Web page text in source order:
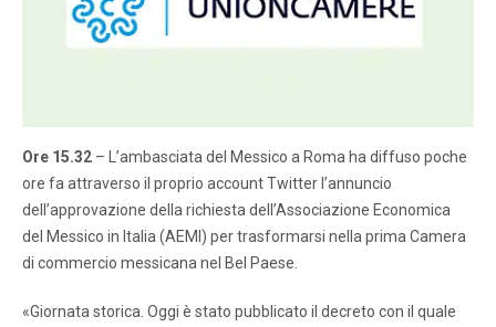
Ore 15.32 – L’ambasciata del Messico a Roma ha diffuso poche
ore fa attraverso il proprio account Twitter l’annuncio
dell’approvazione della richiesta dell’Associazione Economica
del Messico in Italia (AEMI) per trasformarsi nella prima Camera
di commercio messicana nel Bel Paese.
«Giornata storica. Oggi è stato pubblicato il decreto con il quale